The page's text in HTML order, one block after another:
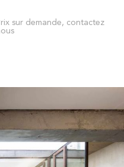
sur demande, contactez